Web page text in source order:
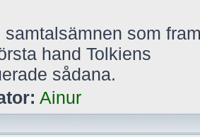
samtalsämnen som
hand Tolkiens
sådana.
Ainur